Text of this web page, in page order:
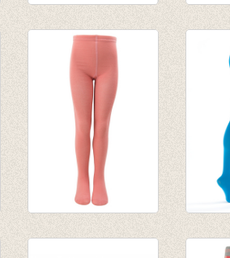
'sterretjes'
blauw/zwart
€